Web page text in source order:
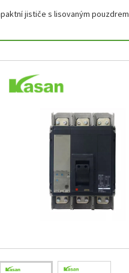
jističe s lisovaným pouzdrem